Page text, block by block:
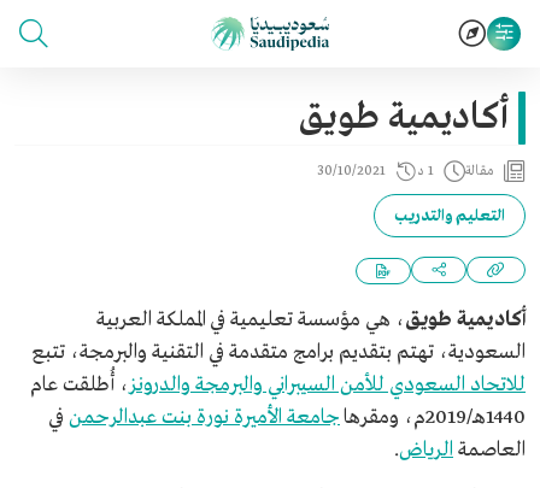
أكاديمية طويق
مقالة 1 د 30/10/2021
التعليم والتدريب
أكاديمية طويق، هي مؤسسة تعليمية في المملكة العربية
السعودية، تهتم بتقديم برامج متقدمة في التقنية والبرمجة، تتبع
للاتحاد السعودي للأمن السيبراني والبرمجة والدرونز، أُطلقت عام
1440هـ/2019م، ومقرها
جامعة الأميرة نورة بنت عبدالرحمن في
العاصمة الرياض.